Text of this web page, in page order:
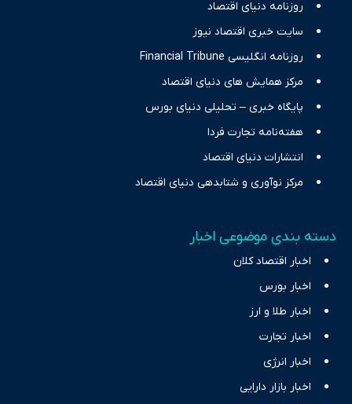
حرفه‌ای و روزآمد پوشش می‌دهیم.
روزنامه دنیای اقتصاد
سایت خبری اقتصاد نیوز
روزنامه انگلیسی Financial Tribune
مرکز همایش های دنیای اقتصاد
پایگاه خبری – تحلیلی دنیای بورس
هفته‌نامه تجارت فردا
انتشارات دنیای اقتصاد
مرکز نوآوری و شتابدهی دنیای اقتصاد
دسته بندی موضوعی اخبار
اخبار اقتصاد کلان
اخبار بورس
اخبار طلا و ارز
اخبار تجارت
اخبار انرژی
اخبار بازار دارایی